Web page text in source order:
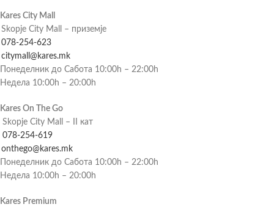
Kares City Mall
Skopje City Mall – приземје
078-254-623
citymall@kares.mk
Понеделник до Сабота 10:00h – 22:00h
Недела 10:00h – 20:00h
Kares On The Go
Skopje City Mall – II кат
078-254-619
onthego@kares.mk
Понеделник до Сабота 10:00h – 22:00h
Недела 10:00h – 20:00h
Kares Premium